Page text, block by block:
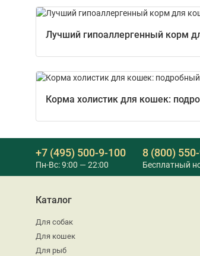
Лучший гипоаллергенный корм
Корма холистик для кошек:
+7 (495) 500-9-100
Пн-Вс: 9:00 — 22:00
8 (800)
Бесплатный
Каталог
Для собак
Для кошек
Для рыб